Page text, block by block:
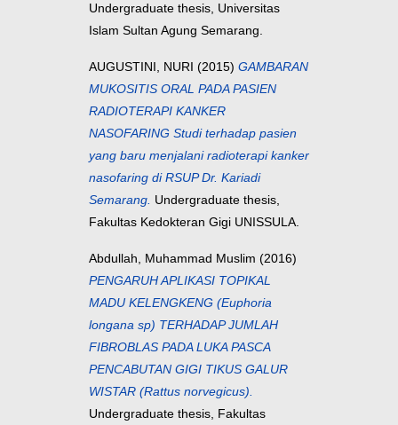
Undergraduate thesis, Universitas
Islam Sultan Agung Semarang.
AUGUSTINI, NURI (2015) GAMBARAN
MUKOSITIS ORAL PADA PASIEN
RADIOTERAPI KANKER
NASOFARING Studi terhadap pasien
yang baru menjalani radioterapi kanker
nasofaring di RSUP Dr. Kariadi
Semarang. Undergraduate thesis,
Fakultas Kedokteran Gigi UNISSULA.
Abdullah, Muhammad Muslim (2016)
PENGARUH APLIKASI TOPIKAL
MADU KELENGKENG (Euphoria
longana sp) TERHADAP JUMLAH
FIBROBLAS PADA LUKA PASCA
PENCABUTAN GIGI TIKUS GALUR
WISTAR (Rattus norvegicus).
Undergraduate thesis, Fakultas